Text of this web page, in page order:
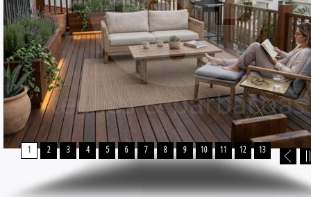
1 2 3 4 5 6 7 8 9 10 11 12 13